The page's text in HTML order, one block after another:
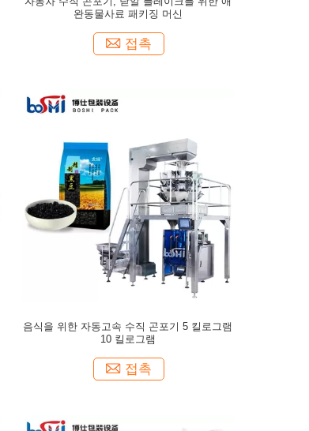
완동물사료 패키징 머신
접촉
음식을 위한 자동고속 수직 곤포기 5 킬로그램
10 킬로그램
접촉